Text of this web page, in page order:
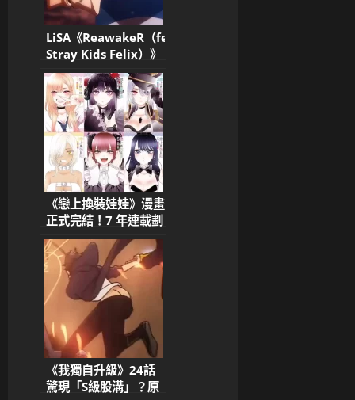
LiSA《ReawakeR（feat.
Stray Kids Felix）》
× 動畫《我獨自升級
第二季》聯動影片公
開！
《戀上換裝娃娃》漫畫
正式完結！7 年連載劃
下句點，聲優與歌手紛
紛獻上感謝
《我獨自升級》24話
驚現「S級股溝」？原